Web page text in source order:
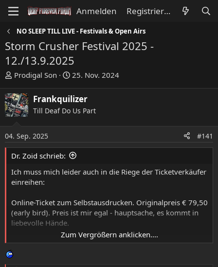
Anmelden Registrieren
NO SLEEP TILL LIVE - Festivals & Open Airs
Storm Crusher Festival 2025 -
12./13.9.2025
E
s
t
e
l
e
r
Prodigal Son
E
s
t
e
l
t
a
25. Nov. 2024
Frankquilizer
Till Deaf Do Us Part
04. Sep. 2025 #141
Dr. Zoid schrieb:
Ich muss mich leider auch in die Riege der Ticketverkäufer
einreihen:
Online-Ticket zum Selbstausdrucken. Originalpreis € 79,50
(early bird). Preis ist mir egal - hauptsache, es kommt in
liebevolle Hände.
EDIT: Und falls jemand noch auf der Suche nach einer
Unterkunft ist: Im Hotel Igel ist ein Zimmer freigeworden.
Zum Vergrößern anklicken....